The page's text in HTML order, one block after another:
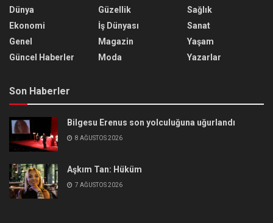
Dünya
Ekonomi
Genel
Güncel Haberler
Güzellik
İş Dünyası
Magazin
Moda
Sağlık
Sanat
Yaşam
Yazarlar
Son Haberler
Bilgesu Erenus son yolculuğuna uğurlandı
8 AĞUSTOS 2026
Aşkım Tan: Hüküm
7 AĞUSTOS 2026